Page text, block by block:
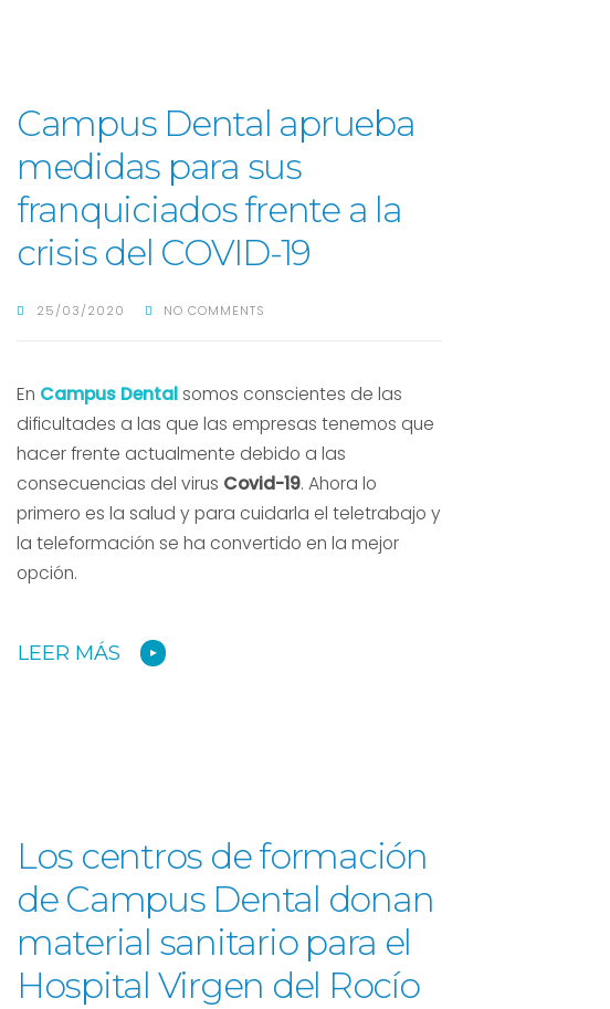
Campus Dental aprueba
medidas para sus
franquiciados frente a la
crisis del COVID-19
25/03/2020 NO COMMENTS
En Campus Dentalsomos conscientes de las
dificultades a las que las empresas tenemos que
hacer frente actualmente debido a las
consecuencias del virus Covid-19. Ahora lo
primero es la salud y para cuidarla el teletrabajo y
la teleformación se ha convertido en la mejor
opción.
LEER MÁS
Los centros de formación
de Campus Dental donan
material sanitario para el
Hospital Virgen del Rocío